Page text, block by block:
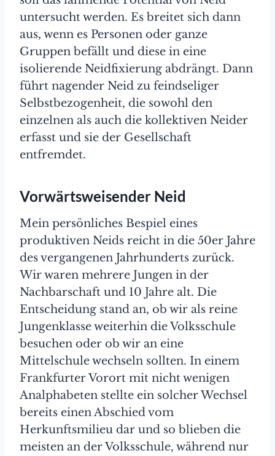
untersucht werden. Es breitet sich dann
aus, wenn es Personen oder ganze
Gruppen befällt und diese in eine
isolierende Neidfixierung abdrängt. Dann
führt nagender Neid zu feindseliger
Selbstbezogenheit, die sowohl den
einzelnen als auch die kollektiven Neider
erfasst und sie der Gesellschaft
entfremdet.
Vorwärtsweisender Neid
Mein persönliches Bespiel eines
produktiven Neids reicht in die 50er Jahre
des vergangenen Jahrhunderts zurück.
Wir waren mehrere Jungen in der
Nachbarschaft und 10 Jahre alt. Die
Entscheidung stand an, ob wir als reine
Jungenklasse weiterhin die Volksschule
besuchen oder ob wir an eine
Mittelschule wechseln sollten. In einem
Frankfurter Vorort mit nicht wenigen
Analphabeten stellte ein solcher Wechsel
bereits einen Abschied vom
Herkunftsmilieu dar und so blieben die
meisten an der Volksschule, während nur